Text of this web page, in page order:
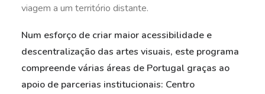
viagem a um território distante.
Num esforço de criar maior acessibilidade e
descentralização das artes visuais, este programa
compreende várias áreas de Portugal graças ao
apoio de parcerias institucionais: Centro